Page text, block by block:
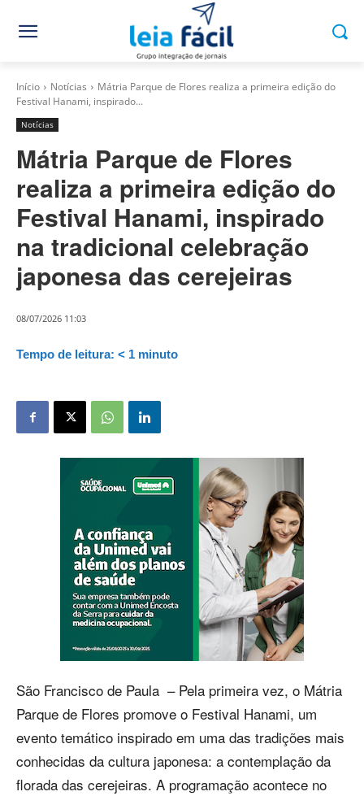
Início Notícias
Mátria Parque de Flores realiza a primeira edição do
Festival Hanami, inspirado...
Notícias
Mátria Parque de Flores
realiza a primeira edição do
Festival Hanami, inspirado
na tradicional celebração
japonesa das cerejeiras
08/07/2026 11:03
Tempo de leitura: < 1 minuto
São Francisco de Paula – Pela primeira vez, o Mátria
Parque de Flores promove o Festival Hanami, um
evento temático inspirado em uma das tradições mais
conhecidas da cultura japonesa: a contemplação da
florada das cerejeiras. A programação acontece no